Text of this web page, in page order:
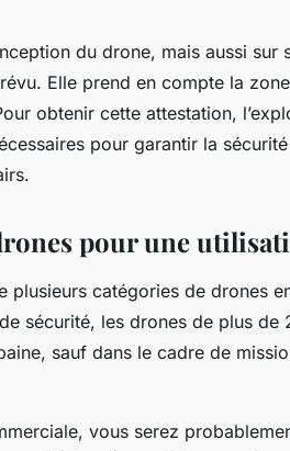
du drone, mais aussi sur
Elle prend en compte la
obtenir cette attestation,
pour garantir la
pour une
plusieurs catégories de drones
sécurité, les drones de plus de
sauf dans le cadre de
vous serez